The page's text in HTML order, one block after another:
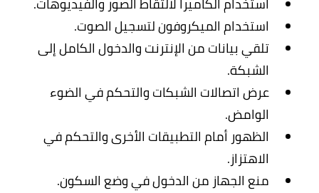
استخدام الميكروفون لتسجيل الصوت.
تلقي بيانات من الإنترنت والدخول الكامل إلى
الشبكة.
عرض اتصالات الشبكات والتحكم في الضوء
الوامض.
الظهور أمام التطبيقات الأخرى والتحكم في
الاهتزاز.
منع الجهاز من الدخول في وضع السكون.